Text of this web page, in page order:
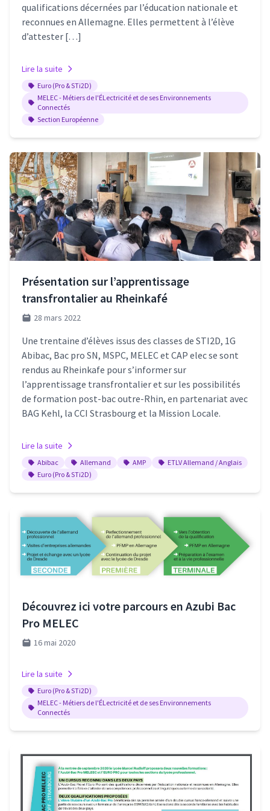
qualifications décernées par l’éducation nationale et
reconnues en Allemagne. Elles permettent à l’élève
d’attester […]
Lire la suite
Euro (Pro & STi2D)
MELEC - Métiers de l'ÉLectricité et de ses Environnements
Connectés
Section Européenne
Présentation sur l’apprentissage
transfrontalier au Rheinkafé
28 mars 2022
Une trentaine d’élèves issus des classes de STI2D, 1G
Abibac, Bac pro SN, MSPC, MELEC et CAP elec se sont
rendus au Rheinkafe pour s’informer sur
l’apprentissage transfrontalier et sur les possibilités
de formation post-bac outre-Rhin, en partenariat avec
BAG Kehl, la CCI Strasbourg et la Mission Locale.
Lire la suite
Abibac Allemand AMP
ETLV Allemand / Anglais
Euro (Pro & STi2D)
Découvrez ici votre parcours en Azubi Bac
Pro MELEC
16 mai 2020
Lire la suite
Euro (Pro & STi2D)
MELEC - Métiers de l'ÉLectricité et de ses Environnements
Connectés